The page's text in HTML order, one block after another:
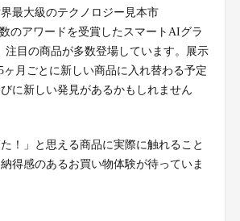
最大級のテクノロジー見本市
数のアワードを受賞したスマートAIグラ
注目の商品が多数登場しています。展示
ヶ月ごとに新しい商品に入れ替わる予定
に新しい発見があるかもしれません
た！」と思える商品に実際に触れること
得感のあるお買い物体験が待っていま